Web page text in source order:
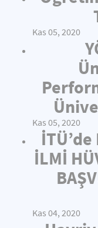
Kas 05, 2020
Kas 05, 2020
İLMİ
Kas 04, 2020